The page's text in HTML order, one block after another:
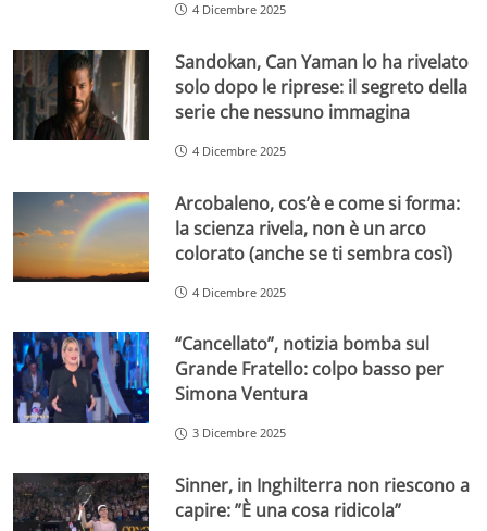
4 Dicembre 2025
Sandokan, Can Yaman lo ha rivelato
solo dopo le riprese: il segreto della
serie che nessuno immagina
4 Dicembre 2025
Arcobaleno, cos’è e come si forma:
la scienza rivela, non è un arco
colorato (anche se ti sembra così)
4 Dicembre 2025
“Cancellato”, notizia bomba sul
Grande Fratello: colpo basso per
Simona Ventura
3 Dicembre 2025
Sinner, in Inghilterra non riescono a
capire: ”È una cosa ridicola”